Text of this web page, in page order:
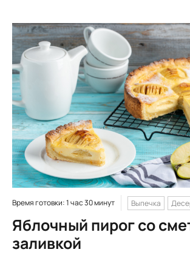
Время готовки: 1 час 30 минут Выпечка
Яблочный пирог со
заливкой